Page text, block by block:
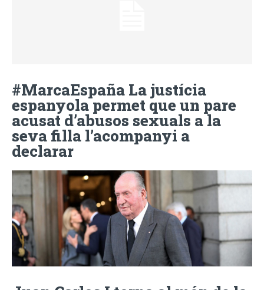
#MarcaEspaña La justícia
espanyola permet que un pare
acusat d’abusos sexuals a la
seva filla l’acompanyi a
declarar